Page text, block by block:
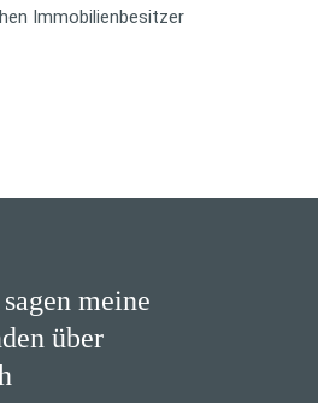
Immobilienbesitzer
meine
über